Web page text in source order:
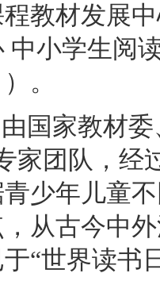
教材发展
中小学生阅
。
由国家教材
家团队，
少年儿童
从古今中
“世界读书